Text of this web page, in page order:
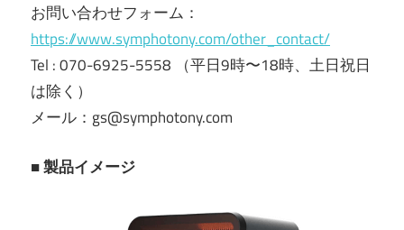
お問い合わせフォーム：
https://www.symphotony.com/other_contact/
Tel : 070-6925-5558 （平日9時〜18時、土日祝日
は除く）
メール：gs@symphotony.com
■ 製品イメージ